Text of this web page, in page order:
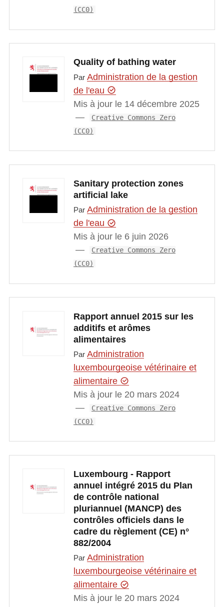
(CC0)
Quality of bathing water
Par Administration de la gestion
de l'eau
Mis à jour le 14 décembre 2025
Creative Commons Zero
(CC0)
Sanitary protection zones
artificial lake
Par Administration de la gestion
de l'eau
Mis à jour le 6 juin 2026
Creative Commons Zero
(CC0)
Rapport annuel 2015 sur les
additifs et arômes
alimentaires
Par Administration
luxembourgeoise vétérinaire et
alimentaire
Mis à jour le 20 mars 2024
Creative Commons Zero
(CC0)
Luxembourg - Rapport
annuel intégré 2015 du Plan
de contrôle national
pluriannuel (MANCP) des
contrôles officiels dans le
cadre du règlement (CE) n°
882/2004
Par Administration
luxembourgeoise vétérinaire et
alimentaire
Mis à jour le 20 mars 2024